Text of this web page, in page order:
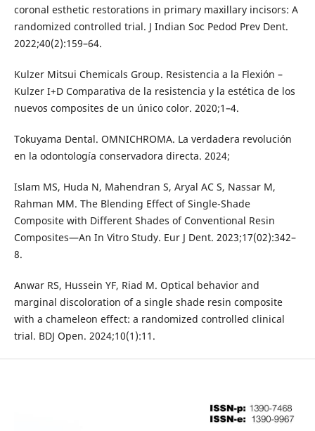
coronal esthetic restorations in primary maxillary incisors: A
randomized controlled trial. J Indian Soc Pedod Prev Dent.
2022;40(2):159–64.
Kulzer Mitsui Chemicals Group. Resistencia a la Flexión –
Kulzer I+D Comparativa de la resistencia y la estética de los
nuevos composites de un único color. 2020;1–4.
Tokuyama Dental. OMNICHROMA. La verdadera revolución
en la odontología conservadora directa. 2024;
Islam MS, Huda N, Mahendran S, Aryal AC S, Nassar M,
Rahman MM. The Blending Effect of Single-Shade
Composite with Different Shades of Conventional Resin
Composites—An In Vitro Study. Eur J Dent. 2023;17(02):342–
8.
Anwar RS, Hussein YF, Riad M. Optical behavior and
marginal discoloration of a single shade resin composite
with a chameleon effect: a randomized controlled clinical
trial. BDJ Open. 2024;10(1):11.